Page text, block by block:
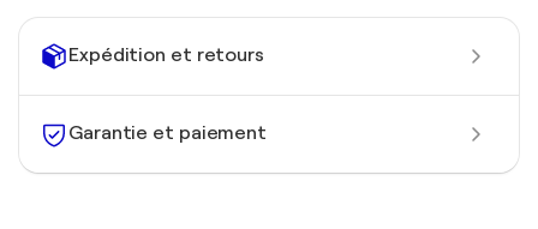
Expédition et retours
Garantie et paiement